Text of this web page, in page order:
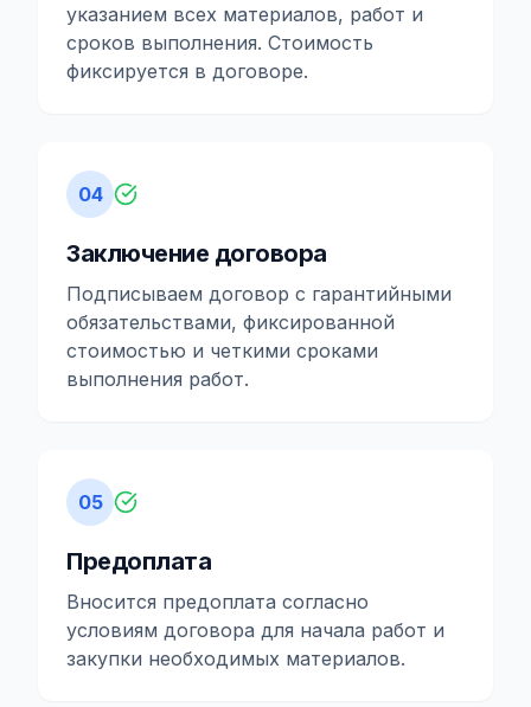
указанием всех материалов, работ и
сроков выполнения. Стоимость
фиксируется в договоре.
04
Заключение договора
Подписываем договор с гарантийными
обязательствами, фиксированной
стоимостью и четкими сроками
выполнения работ.
05
Предоплата
Вносится предоплата согласно
условиям договора для начала работ и
закупки необходимых материалов.